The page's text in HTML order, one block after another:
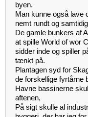
byen.
Man kunne også
nemt rundt og
De gamle bunkers af
at spille World of wor
sidder inde og spiller
tænkt på.
Plantagen syd for
de forskellige fyrtårne
Havne bassinerne
aftenen,
På sigt skulle al